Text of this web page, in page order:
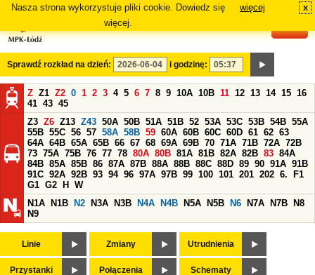
Nasza strona wykorzystuje pliki cookie. Dowiedz się
więcej.
więcej x
Sprawdź rozkład na dzień: i godzinę:
Z Z1 Z2 0 1 2 3 4 5 6 7 8 9 10A 10B 11 12 13 14 15 16
41 43 45
Z3 Z6 Z13 Z43 50A 50B 51A 51B 52 53A 53C 53B 54B 55A
55B 55C 56 57 58A 58B 59 60A 60B 60C 60D 61 62 63
64A 64B 65A 65B 66 67 68 69A 69B 70 71A 71B 72A 72B
73 75A 75B 76 77 78 80A 80B 81A 81B 82A 82B 83 84A
84B 85A 85B 86 87A 87B 88A 88B 88C 88D 89 90 91A 91B
91C 92A 92B 93 94 96 97A 97B 99 100 101 201 202 6.
F1
G1 G2 H
W
N1A
N1B N2 N3A N3B N4A N4B N5A N5B N6 N7A N7B
N8
N9
Linie Zmiany Utrudnienia
Przystanki Połączenia Schematy